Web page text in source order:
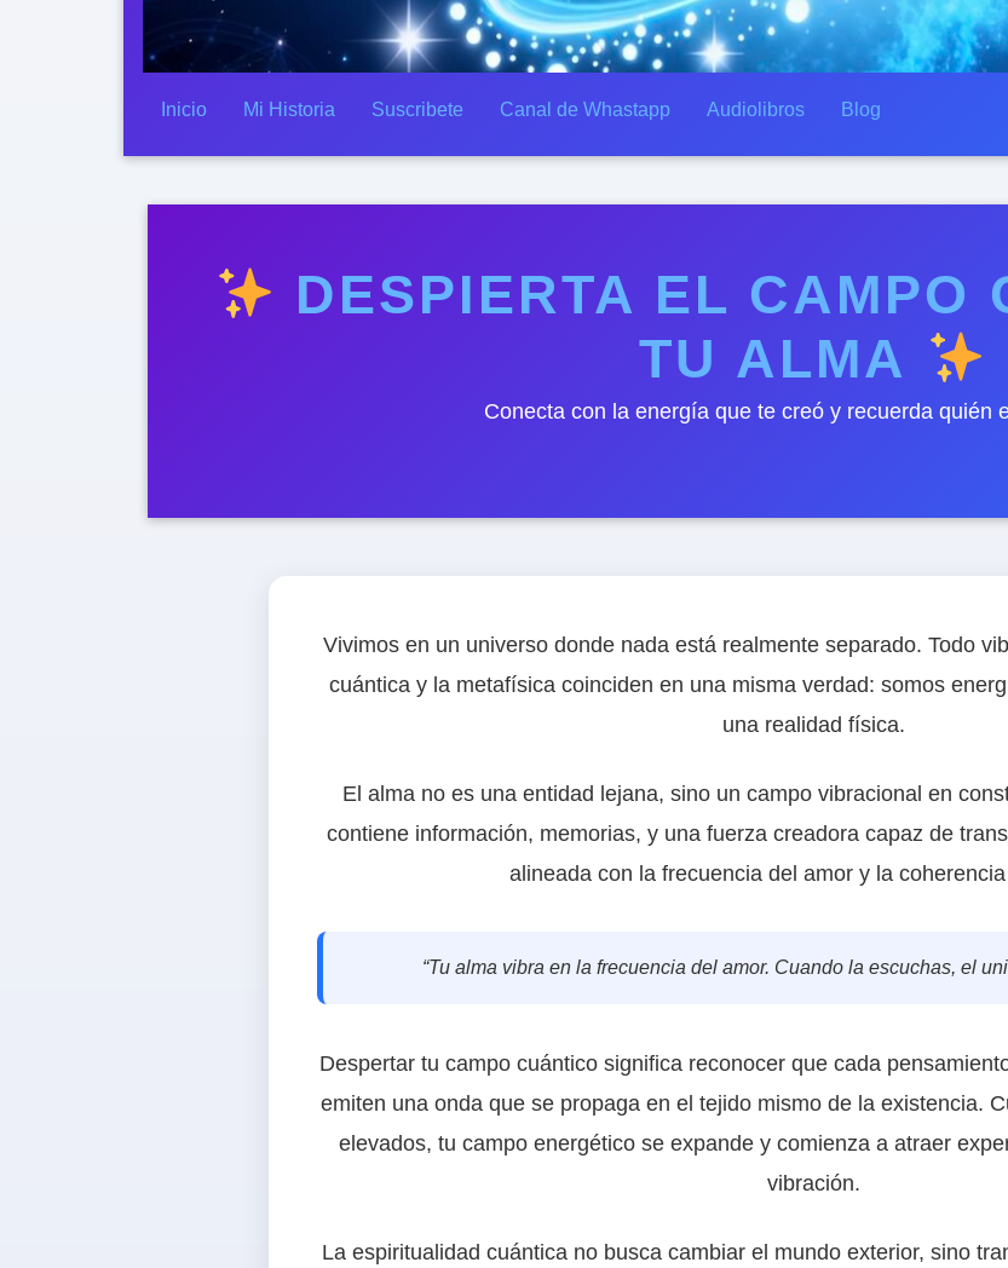
Inicio Mi Historia Suscribete Canal de Whastapp Audiolibros Blog
DESPIERTA EL CAMPO
TU ALMA
Conecta con la energía que te creó y recuerda quién
Vivimos en un universo donde nada está realmente separado. Todo
cuántica y la metafísica coinciden en una misma verdad: somos
una realidad física.
El alma no es una entidad lejana, sino un campo vibracional en
contiene información, memorias, y una fuerza creadora capaz de
alineada con la frecuencia del amor y la
“Tu alma vibra en la frecuencia del amor. Cuando la escuchas, el
Despertar tu campo cuántico significa reconocer que cada
emiten una onda que se propaga en el tejido mismo de la existencia.
elevados, tu campo energético se expande y comienza a atraer
vibración.
La espiritualidad cuántica no busca cambiar el mundo exterior, sino